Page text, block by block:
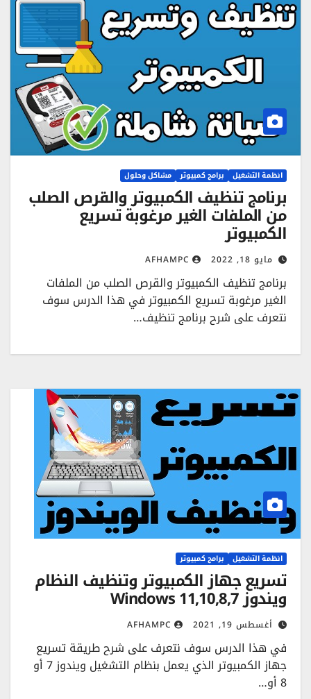
انظمة التشغيل برامج كمبيوتر مشاكل وحلول
برنامج تنظيف الكمبيوتر والقرص الصلب
من الملفات الغير مرغوبة تسريع
الكمبيوتر
مايو 18, 2022 AFHAMPC
برنامج تنظيف الكمبيوتر والقرص الصلب من الملفات
الغير مرغوبة تسريع الكمبيوتر في هذا الدرس سوف
نتعرف على شرح برنامج تنظيف…
انظمة التشغيل برامج كمبيوتر
تسريع جهاز الكمبيوتر وتنظيف النظام
ويندوز Windows 11,10,8,7
أغسطس 19, 2021 AFHAMPC
في هذا الدرس سوف نتعرف على شرح طريقة تسريع
جهاز الكمبيوتر الذي يعمل بنظام التشغيل ويندوز 7 أو
8 أو…